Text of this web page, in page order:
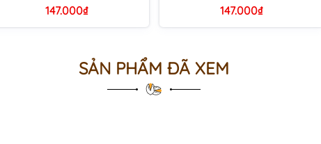
147.000₫ 147.000₫
SẢN PHẨM ĐÃ XEM